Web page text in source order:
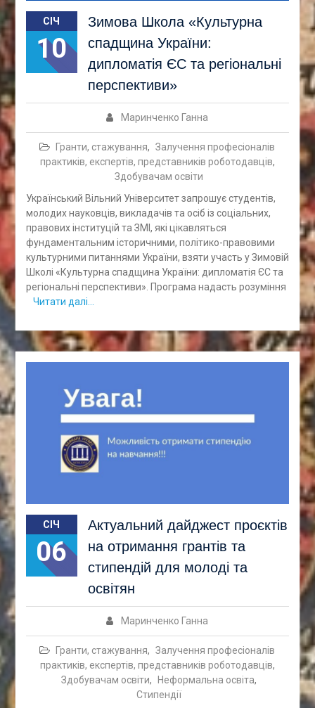
СІЧ
10
Зимова Школа «Культурна
спадщина України:
дипломатія ЄС та регіональні
перспективи»
Маринченко Ганна
Гранти, стажування, Залучення професіоналів
практиків, експертів, представників роботодавців,
Здобувачам освіти
Український Вільний Університет запрошує студентів,
молодих науковців, викладачів та осіб із соціальних,
правових інституцій та ЗМІ, які цікавляться
фундаментальним історичними, політико-правовими
культурними питаннями України, взяти участь у Зимовій
Школі «Культурна спадщина України: дипломатія ЄС та
регіональні перспективи». Програма надасть розуміння
Читати далі…
СІЧ
06
Актуальний дайджест проєктів
на отримання грантів та
стипендій для молоді та
освітян
Маринченко Ганна
Гранти, стажування, Залучення професіоналів
практиків, експертів, представників роботодавців,
Здобувачам освіти, Неформальна освіта,
Стипендії